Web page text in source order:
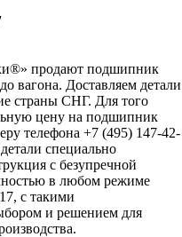
продают подшипник
вагона. Доставляем детали
страны СНГ. Для того
цену на подшипник
телефона +7 (495) 147-42-
специально
с безупречной
в любом режиме
с такими
и решением для